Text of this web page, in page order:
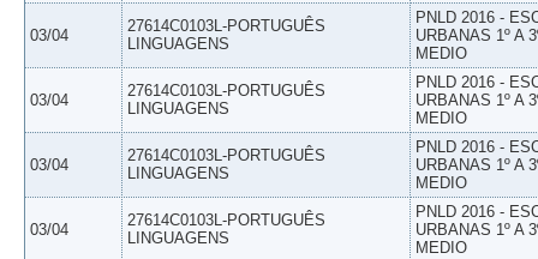
03/04
27614C0103L-PORTUGUÊS
LINGUAGENS
PNLD 2016 -
URBANAS 1º A
MEDIO
03/04
27614C0103L-PORTUGUÊS
LINGUAGENS
PNLD 2016 -
URBANAS 1º A
MEDIO
03/04
27614C0103L-PORTUGUÊS
LINGUAGENS
PNLD 2016 -
URBANAS 1º A
MEDIO
03/04
27614C0103L-PORTUGUÊS
LINGUAGENS
PNLD 2016 -
URBANAS 1º A
MEDIO